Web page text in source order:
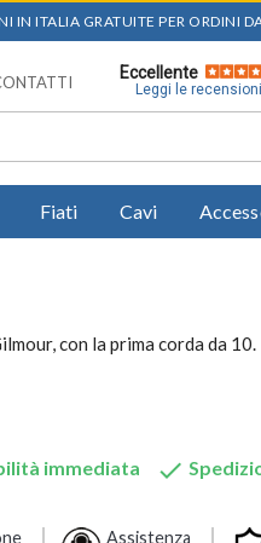
IN ITALIA GRATUITE PER ORDINI
Eccellente
Leggi le recensioni
Fiati Cavi
con la prima corda da 10.
immediata 
Assistenza